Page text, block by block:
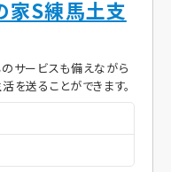
家S練馬土支
サービスも備えながら
を送ることができます。